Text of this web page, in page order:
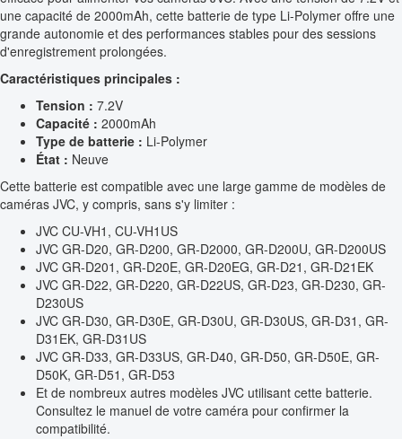
une capacité de 2000mAh, cette batterie de type Li-Polymer offre une
grande autonomie et des performances stables pour des sessions
d'enregistrement prolongées.
Caractéristiques principales :
Tension : 7.2V
Capacité : 2000mAh
Type de batterie : Li-Polymer
État : Neuve
Cette batterie est compatible avec une large gamme de modèles de
caméras JVC, y compris, sans s'y limiter :
JVC CU-VH1, CU-VH1US
JVC GR-D20, GR-D200, GR-D2000, GR-D200U, GR-D200US
JVC GR-D201, GR-D20E, GR-D20EG, GR-D21, GR-D21EK
JVC GR-D22, GR-D220, GR-D22US, GR-D23, GR-D230, GR-
D230US
JVC GR-D30, GR-D30E, GR-D30U, GR-D30US, GR-D31, GR-
D31EK, GR-D31US
JVC GR-D33, GR-D33US, GR-D40, GR-D50, GR-D50E, GR-
D50K, GR-D51, GR-D53
Et de nombreux autres modèles JVC utilisant cette batterie.
Consultez le manuel de votre caméra pour confirmer la
compatibilité.